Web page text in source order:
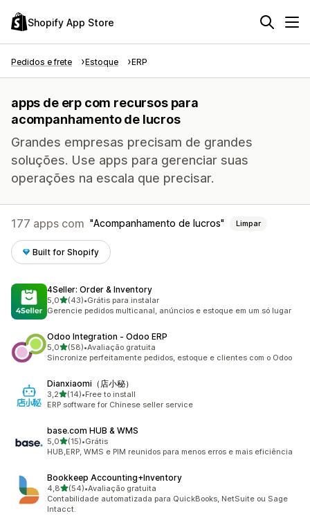
Shopify App Store
Pedidos e frete Estoque ERP
apps de erp com recursos para
acompanhamento de lucros
Grandes empresas precisam de grandes
soluções. Use apps para gerenciar suas
operações na escala que precisar.
177 apps com Acompanhamento de lucros Limpar
Built for Shopify
4Seller: Order & Inventory
5,0de 5 estrelas
(43)
43 avaliações ao todo
•Grátis para instalar
Gerencie pedidos multicanal, anúncios e estoque em um só lugar
Odoo Integration ‑ Odoo ERP
5,0de 5 estrelas
(58)
58 avaliações ao todo
•Avaliação gratuita
Sincronize perfeitamente pedidos, estoque e clientes com o Odoo
Dianxiaomi（店小秘）
3,2de 5 estrelas
(14)
14 avaliações ao todo
•Free to install
ERP software for Chinese seller service
base.com HUB & WMS
5,0de 5 estrelas
(15)
15 avaliações ao todo
•Grátis
HUB,ERP, WMS e PIM reunidos para menos erros e mais eficiência
Bookkeep Accounting+Inventory
4,8de 5 estrelas
(54)
54 avaliações ao todo
•Avaliação gratuita
Contabilidade automatizada para QuickBooks, NetSuite ou Sage
Intacct.